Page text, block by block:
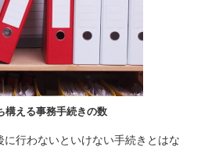
構える事務手続きの数
行わないといけない手続きとはな